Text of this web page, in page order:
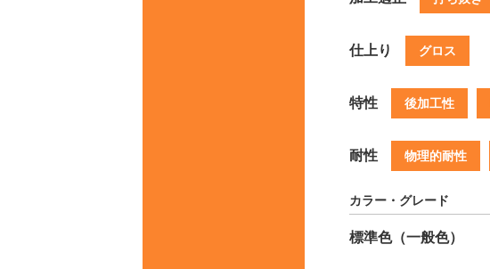
仕上り グロス
特性 後加工性
耐性 物理的耐性
カラー・グレード
標準色（一般色）